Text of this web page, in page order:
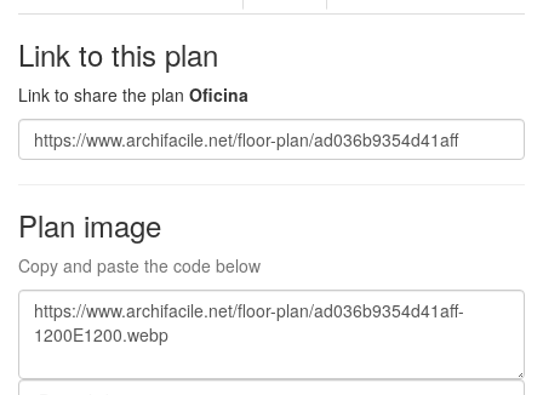
Link to this plan
Link to share the plan Oficina
Plan image
Copy and paste the code below